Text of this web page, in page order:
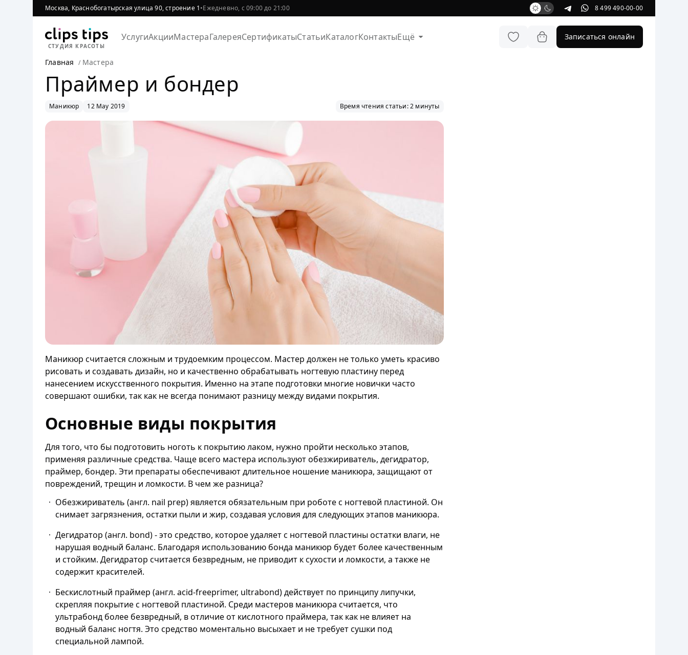
Москва, Краснобогатырская улица 90, строение 1•Ежедневно, с 09:00 до 21:00 8 499 490-00-00
СТУДИЯ КРАСОТЫ
УслугиАкцииМастераГалереяСертификатыСтатьиКаталогКонтактыЕщё Записаться онлайн
Главная Мастера
Праймер и бондер
Маникюр 12 May 2019 Время чтения статьи: 2 минуты
Маникюр считается сложным и трудоемким процессом. Мастер должен не только уметь красиво
рисовать и создавать дизайн, но и качественно обрабатывать ногтевую пластину перед
нанесением искусственного покрытия. Именно на этапе подготовки многие новички часто
совершают ошибки, так как не всегда понимают разницу между видами покрытия.
Основные виды покрытия
Для того, что бы подготовить ноготь к покрытию лаком, нужно пройти несколько этапов,
применяя различные средства. Чаще всего мастера используют обезжириватель, дегидратор,
праймер, бондер. Эти препараты обеспечивают длительное ношение маникюра, защищают от
повреждений, трещин и ломкости. В чем же разница?
Обезжириватель (англ. nail prep) является обязательным при роботе с ногтевой пластиной. Он
снимает загрязнения, остатки пыли и жир, создавая условия для следующих этапов маникюра.
Дегидратор (англ. bond) - это средство, которое удаляет с ногтевой пластины остатки влаги, не
нарушая водный баланс. Благодаря использованию бонда маникюр будет более качественным
и стойким. Дегидратор считается безвредным, не приводит к сухости и ломкости, а также не
содержит красителей.
Бескислотный праймер (англ. acid-freeprimer, ultrabond) действует по принципу липучки,
скрепляя покрытие с ногтевой пластиной. Среди мастеров маникюра считается, что
ультрабонд более безвредный, в отличие от кислотного праймера, так как не влияет на
водный баланс ногтя. Это средство моментально высыхает и не требует сушки под
специальной лампой.